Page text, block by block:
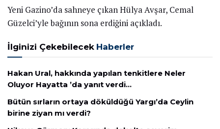
Yeni Gazino’da sahneye çıkan Hülya Avşar, Cemal
Güzelci’yle bağının sona erdiğini açıkladı.
İlginizi Çekebilecek Haberler
Hakan Ural, hakkında yapılan tenkitlere Neler
Oluyor Hayatta ’da yanıt verdi…
Bütün sırların ortaya döküldüğü Yargı’da Ceylin
birine ziyan mı verdi?